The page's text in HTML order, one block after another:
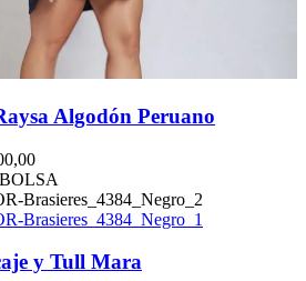
Algodón Peruano
y Tull Mara